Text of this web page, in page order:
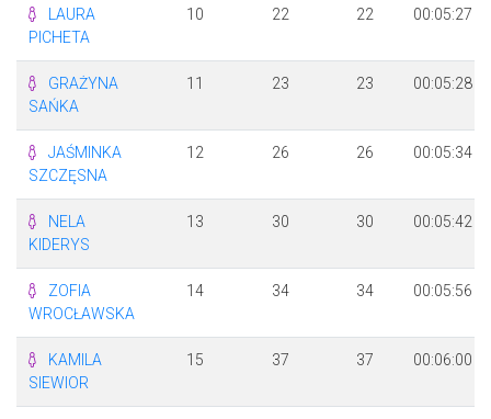
LAURA
PICHETA
10 22 22 00:05:27
GRAŻYNA
SAŃKA
11 23 23 00:05:28
JAŚMINKA
SZCZĘSNA
12 26 26 00:05:34
NELA
KIDERYS
13 30 30 00:05:42
ZOFIA
WROCŁAWSKA
14 34 34 00:05:56
KAMILA
SIEWIOR
15 37 37 00:06:00